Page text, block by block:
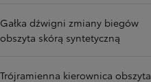
Gałka dźwigni zmiany biegów
obszyta skórą syntetyczną
Trójramienna kierownica obszyta